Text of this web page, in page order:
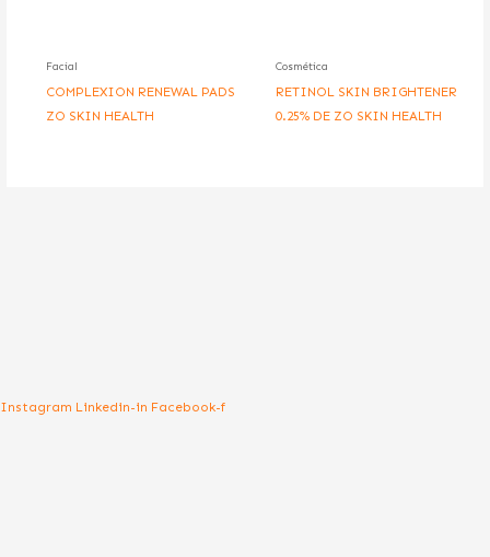
Facial
COMPLEXION RENEWAL PADS
ZO SKIN HEALTH
Cosmética
RETINOL SKIN BRIGHTENER
0.25% DE ZO SKIN HEALTH
Instagram Linkedin-in Facebook-f